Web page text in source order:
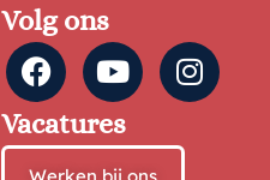
Volg ons
Vacatures